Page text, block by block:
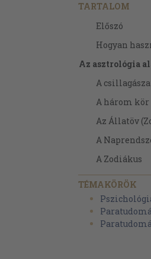
TARTALOM
Előszó
Hogyan
Az asztrológia
A
A három kör
Az Állatöv
A
A Zodiákus
Kos
Bika
TÉMAKÖRÖK